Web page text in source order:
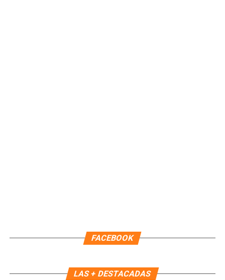
FACEBOOK
LAS + DESTACADAS